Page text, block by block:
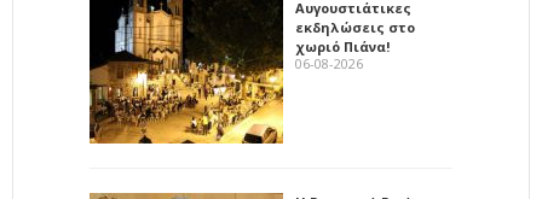
Αυγουστιάτικες
εκδηλώσεις στο
χωριό Πιάνα!
06-08-2026